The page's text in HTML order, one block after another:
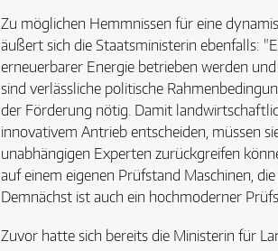
Zu möglichen Hemmnissen für eine
äußert sich die Staatsministerin ebenfalls:
erneuerbarer Energie betrieben werden
sind verlässliche politische
der Förderung nötig. Damit
innovativem Antrieb entscheiden, müssen
unabhängigen Experten zurückgreifen
auf einem eigenen Prüfstand Maschinen,
Demnächst ist auch ein hochmoderner
Zuvor hatte sich bereits die Ministerin für